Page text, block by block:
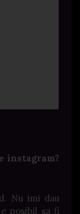
instagram?
Nu imi dau
posibil sa fi